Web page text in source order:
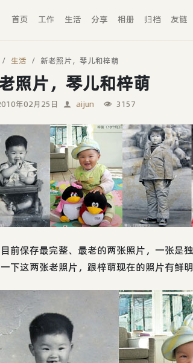
首页 工作 生活 分享 相册 归档 友链
生活 新老照片，琴儿和梓萌
照片，琴儿和梓萌
年02月25日 aijun 3157
前保存最完整、最老的两张照片，一张是
下这两张老照片，跟梓萌现在的照片有鲜